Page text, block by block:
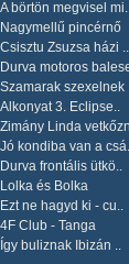
A börtön megvisel
Nagymellű pincérnő
Csisztu Zsuzsa házi ..
Durva motoros
Szamarak szexelnek
Alkonyat 3. Eclipse..
Zimány Linda
Jó kondiba van a
Durva frontális ütkö..
Lolka és Bolka
Ezt ne hagyd ki - cu..
4F Club - Tanga
Így buliznak Ibizán ..